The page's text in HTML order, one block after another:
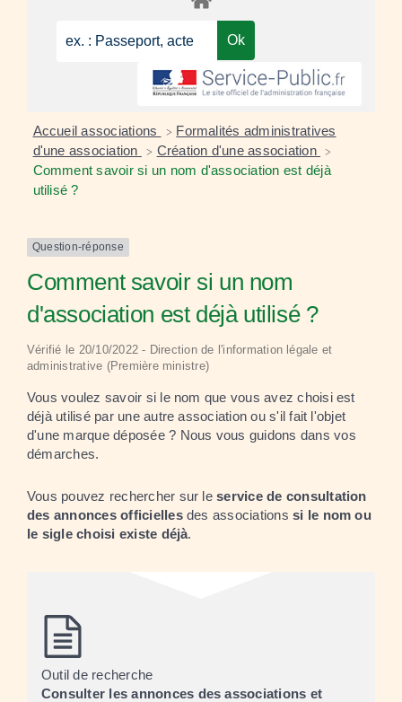
Accueil associations > Formalités administratives
d'une association
> Création d'une association >
Comment savoir si un nom d'association est déjà
utilisé ?
Question-réponse
Comment savoir si un nom
d'association est déjà utilisé ?
Vérifié le 20/10/2022 - Direction de l'information légale et
administrative (Première ministre)
Vous voulez savoir si le nom que vous avez choisi est
déjà utilisé par une autre association ou s'il fait l'objet
d'une marque déposée ? Nous vous guidons dans vos
démarches.
Vous pouvez rechercher sur leservice de consultation
des annonces officiellesdes associationssi le nom ou
le sigle choisi existe déjà.
Outil de recherche
Consulter les annonces des associations et